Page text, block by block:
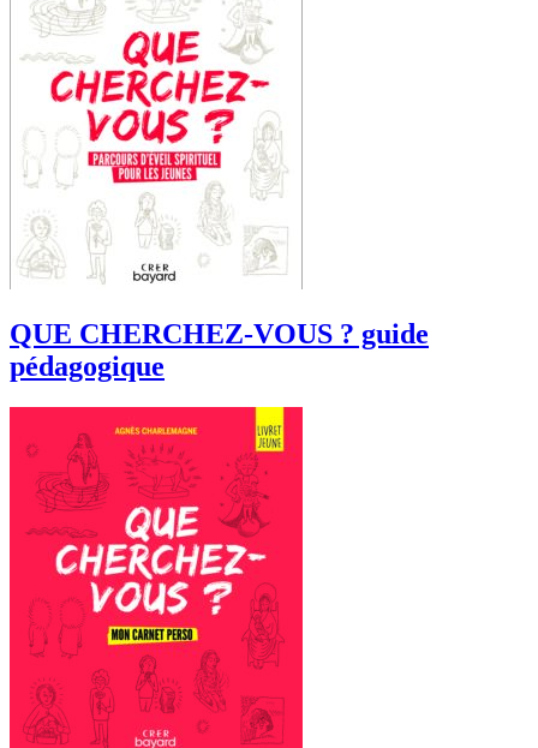
QUE CHERCHEZ-VOUS ? guide
pédagogique